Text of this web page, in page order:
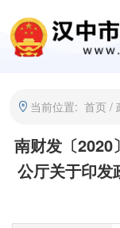
当前位置: 首页 /
南财发〔2020
公厅关于印发